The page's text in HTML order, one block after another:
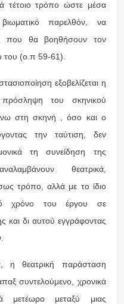
τέτοιο τρόπο ώστε μέσα
παρελθόν, να
που θα βοηθήσουν τον
του (ο.π 59-61).
εξοβελίζεται η
του σκηνικού
στη σκηνή , όσο και ο
την ταύτιση, δεν
τη συνείδηση της
θεατρικά,
τρόπο, αλλά με το ίδιο
χρόνο του έργου σε
και δι αυτού εγγράφοντας
η θεατρική παράσταση
συντελούμενο, χρονικά
μετέωρο μεταξύ μιας